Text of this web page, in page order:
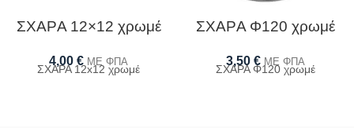
ΣΧΑΡA 12×12 χρωμέ
4,00 € ΜΕ ΦΠΑ
ΣΧΑΡΑ 12x12 χρωμέ
ΣΧΑΡA Φ120 χρωμέ
3,50 € ΜΕ ΦΠΑ
ΣΧΑΡΑ Φ120 χρωμέ